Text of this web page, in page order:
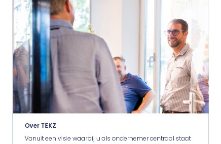
Over TEKZ
Vanuit een visie waarbij u als ondernemer centraal staat